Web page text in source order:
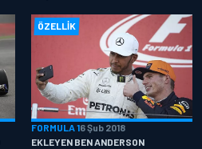
ÖZELLIK
FORMULA 16 Şub 2018
EKLEYEN BEN ANDERSON